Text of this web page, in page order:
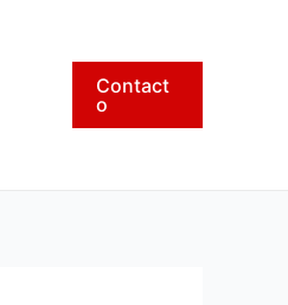
Contact
o